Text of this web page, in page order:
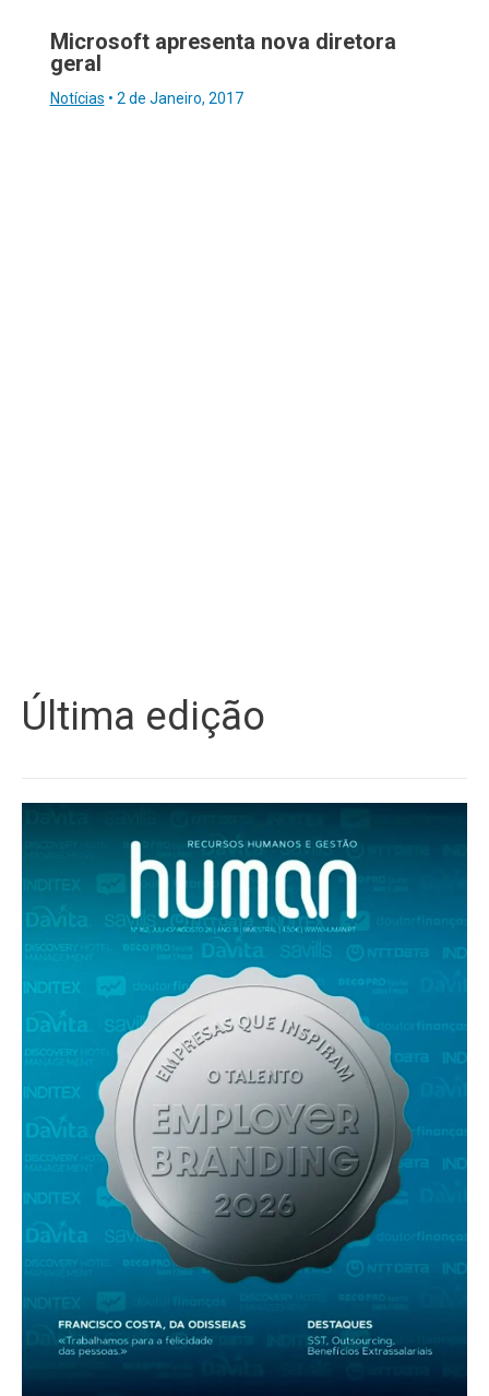
Microsoft apresenta nova diretora
geral
Notícias • 2 de Janeiro, 2017
Última edição